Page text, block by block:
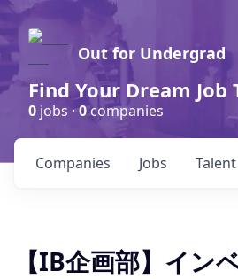
Out for Undergrad
Find Your Dream Job
0 jobs ·0companies
Jobs
Companies Talent
【IB企画部】イン